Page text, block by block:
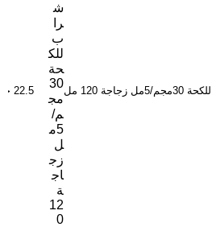
ش
را
ب
للك
حة
30
مج
م/
5م
ل
زج
اج
ة
12
0
22.5 جنيهاً